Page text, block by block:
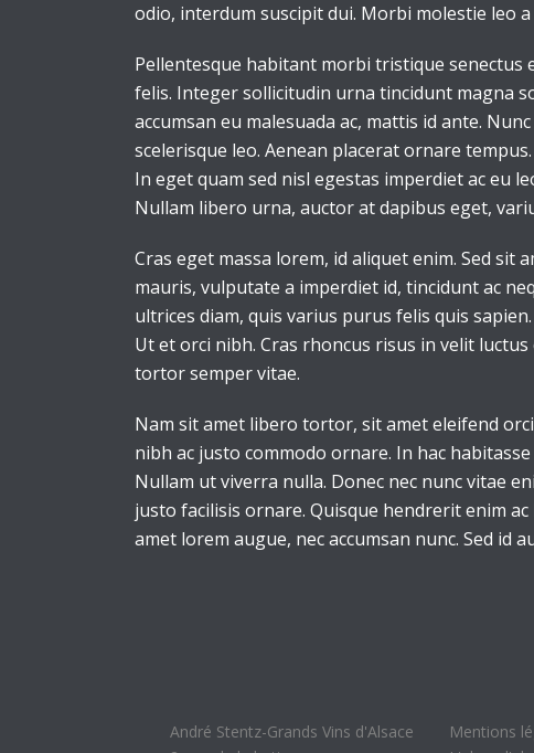
odio, interdum suscipit dui. Morbi molestie leo
Pellentesque habitant morbi tristique senectus
felis. Integer sollicitudin urna tincidunt magna
accumsan eu malesuada ac, mattis id ante.
scelerisque leo. Aenean placerat ornare
In eget quam sed nisl egestas imperdiet ac eu
Nullam libero urna, auctor at dapibus eget,
Cras eget massa lorem, id aliquet enim. Sed sit
mauris, vulputate a imperdiet id, tincidunt ac
ultrices diam, quis varius purus felis quis
Ut et orci nibh. Cras rhoncus risus in velit
tortor semper vitae.
Nam sit amet libero tortor, sit amet eleifend
nibh ac justo commodo ornare. In hac
Nullam ut viverra nulla. Donec nec nunc vitae
justo facilisis ornare. Quisque hendrerit enim
amet lorem augue, nec accumsan nunc. Sed id
André Stentz-Grands Vins d'Alsace
Mentions